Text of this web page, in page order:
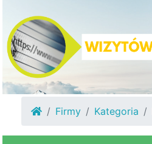
Firmy Kategoria